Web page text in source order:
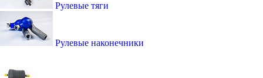
Рулевые тяги
Рулевые наконечники